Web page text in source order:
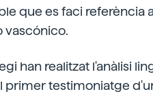
que es faci referència
vascónico.
han realitzat l'anàlisi
primer testimoniatge